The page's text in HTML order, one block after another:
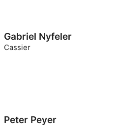
Gabriel Nyfeler
Cassier
Peter Peyer